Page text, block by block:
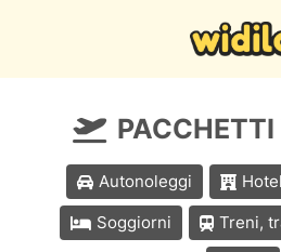
Autonoleggi
Soggiorni
Treni,